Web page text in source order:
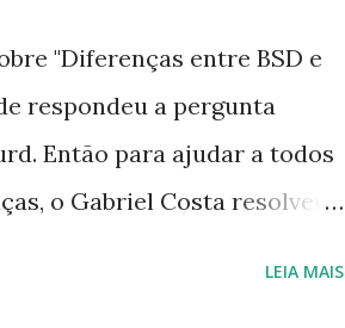
"Diferenças entre BSD e
respondeu a pergunta
Então para ajudar a todos
o Gabriel Costa resolveu
LEIA MAIS